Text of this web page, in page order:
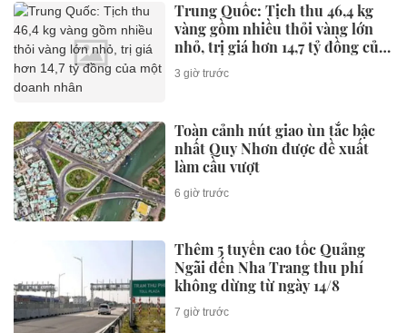
Trung Quốc: Tịch thu 46,4 kg
vàng gồm nhiều thỏi vàng lớn
nhỏ, trị giá hơn 14,7 tỷ đồng của
một doanh nhân
3 giờ trước
Toàn cảnh nút giao ùn tắc bậc
nhất Quy Nhơn được đề xuất
làm cầu vượt
6 giờ trước
Thêm 5 tuyến cao tốc Quảng
Ngãi đến Nha Trang thu phí
không dừng từ ngày 14/8
7 giờ trước